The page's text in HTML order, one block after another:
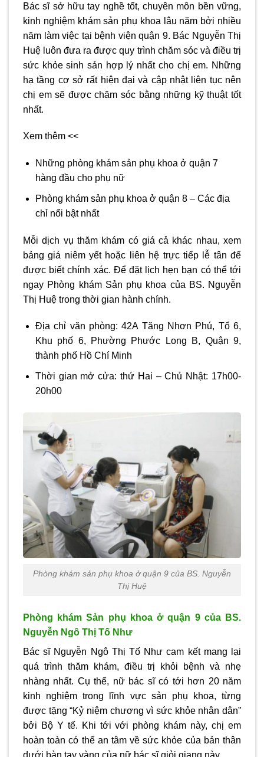
Bác sĩ sở hữu tay nghề tốt, chuyên môn bền vững,
kinh nghiệm khám sản phụ khoa lâu năm bởi nhiều
năm làm việc tại bệnh viện quận 9. Bác Nguyễn Thị
Huệ luôn đưa ra được quy trình chăm sóc và điều trị
sức khỏe sinh sản hợp lý nhất cho chị em. Những
hạ tầng cơ sở rất hiện đại và cập nhật liên tục nên
chị em sẽ được chăm sóc bằng những kỹ thuật tốt
nhất.
Xem thêm <<
Những phòng khám sản phụ khoa ở quận 7
hàng đầu cho phụ nữ
Phòng khám sản phụ khoa ở quận 8 – Các địa
chỉ nổi bật nhất
Mỗi dịch vụ thăm khám có giá cả khác nhau, xem
bảng giá niêm yết hoặc liên hệ trực tiếp lễ tân để
được biết chính xác. Để đặt lịch hẹn bạn có thể tới
ngay Phòng khám Sản phụ khoa của BS. Nguyễn
Thị Huệ trong thời gian hành chính.
Địa chỉ văn phòng: 42A Tăng Nhơn Phú, Tổ 6,
Khu phố 6, Phường Phước Long B, Quận 9,
thành phố Hồ Chí Minh
Thời gian mở cửa: thứ Hai – Chủ Nhật: 17h00-
20h00
Phòng khám sản phụ khoa ở quận 9 của BS. Nguyễn
Thị Huệ
Phòng khám Sản phụ khoa ở quận 9 của BS.
Nguyễn Ngô Thị Tố Như
Bác sĩ Nguyễn Ngô Thị Tố Như cam kết mang lại
quá trình thăm khám, điều trị khỏi bệnh và nhẹ
nhàng nhất. Cụ thể, nữ bác sĩ có tới hơn 20 năm
kinh nghiệm trong lĩnh vực sản phụ khoa, từng
được tặng “Kỷ niệm chương vì sức khỏe nhân dân”
bởi Bộ Y tế. Khi tới với phòng khám này, chị em
hoàn toàn có thể an tâm về sức khỏe của bản thân
dưới bàn tay vàng của nữ bác sĩ giỏi giang này.